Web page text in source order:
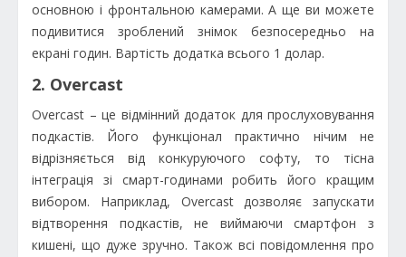
основною і фронтальною камерами. А ще ви можете
подивитися зроблений знімок безпосередньо на
екрані годин. Вартість додатка всього 1 долар.
2. Overcast
Overcast – це відмінний додаток для прослуховування
подкастів. Його функціонал практично нічим не
відрізняється від конкуруючого софту, то тісна
інтеграція зі смарт-годинами робить його кращим
вибором. Наприклад, Overcast дозволяє запускати
відтворення подкастів, не виймаючи смартфон з
кишені, що дуже зручно. Також всі повідомлення про